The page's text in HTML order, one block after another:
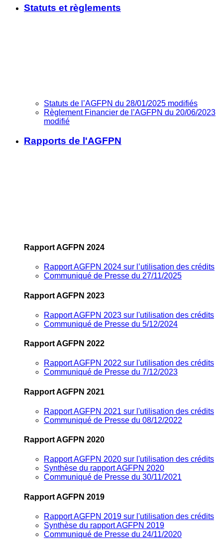
Statuts et règlements
Statuts de l’AGFPN du 28/01/2025 modifiés
Règlement Financier de l’AGFPN du 20/06/2023
modifié
Rapports de l'AGFPN
Rapport AGFPN 2024
Rapport AGFPN 2024 sur l’utilisation des crédits
Communiqué de Presse du 27/11/2025
Rapport AGFPN 2023
Rapport AGFPN 2023 sur l'utilisation des crédits
Communiqué de Presse du 5/12/2024
Rapport AGFPN 2022
Rapport AGFPN 2022 sur l'utilisation des crédits
Communiqué de Presse du 7/12/2023
Rapport AGFPN 2021
Rapport AGFPN 2021 sur l'utilisation des crédits
Communiqué de Presse du 08/12/2022
Rapport AGFPN 2020
Rapport AGFPN 2020 sur l'utilisation des crédits
Synthèse du rapport AGFPN 2020
Communiqué de Presse du 30/11/2021
Rapport AGFPN 2019
Rapport AGFPN 2019 sur l'utilisation des crédits
Synthèse du rapport AGFPN 2019
Communiqué de Presse du 24/11/2020